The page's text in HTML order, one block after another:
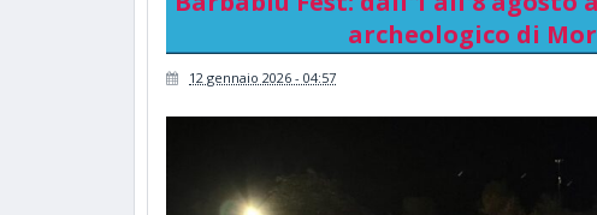
archeologico di
12 gennaio 2026 - 04:57